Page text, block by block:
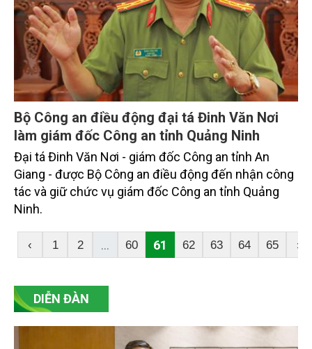
Bộ Công an điều động đại tá Đinh Văn Nơi
làm giám đốc Công an tỉnh Quảng Ninh
Đại tá Đinh Văn Nơi - giám đốc Công an tỉnh An
Giang - được Bộ Công an điều động đến nhận công
tác và giữ chức vụ giám đốc Công an tỉnh Quảng
Ninh.
‹ 1 2 ... 60 61 62 63 64 65 ›
DIỄN ĐÀN